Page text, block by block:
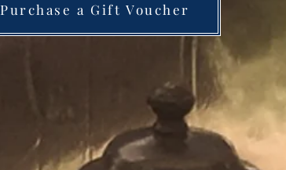
Purchase a Gift Voucher